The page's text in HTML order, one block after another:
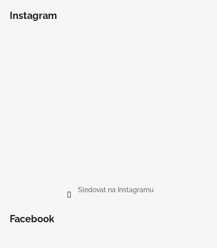
Instagram
Sledovat na Instagramu
Facebook